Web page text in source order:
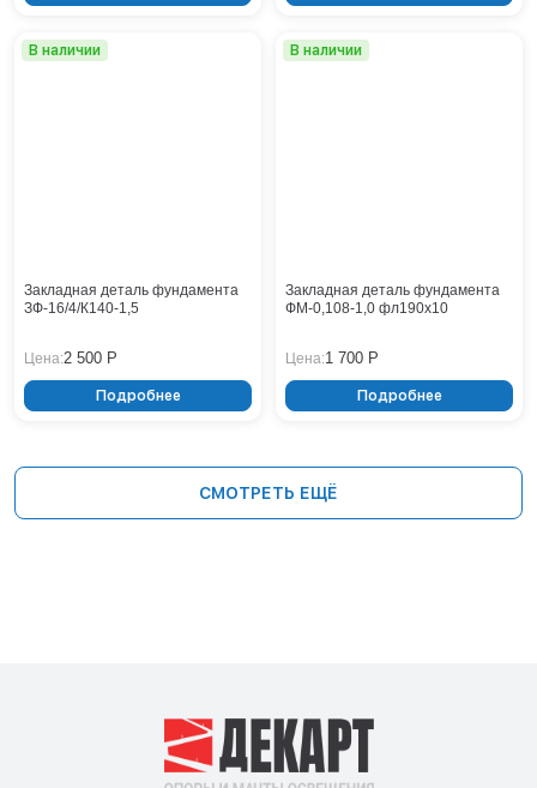
В наличии
Закладная деталь фундамента
ЗФ-16/4/К140-1,5
Цена:2 500 Р
Подробнее
В наличии
Закладная деталь фундамента
ФМ-0,108-1,0 фл190x10
Цена:1 700 Р
Подробнее
СМОТРЕТЬ ЕЩЁ